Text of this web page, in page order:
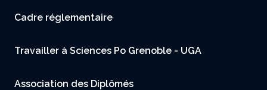
Menu footer
Cadre réglementaire
Travailler à Sciences Po Grenoble - UGA
Association des Diplômés